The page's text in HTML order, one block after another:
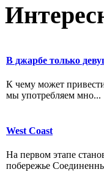
В джарбе только
К чему может
мы употребляем мно...
West Coast
На первом этапе
побережье